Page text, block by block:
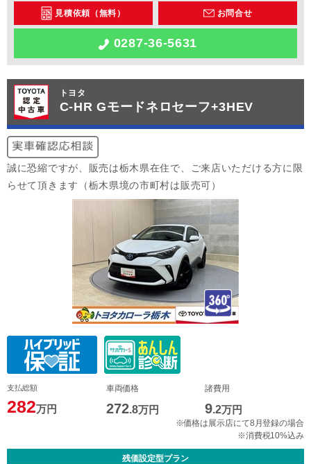
見積依頼（無料） お問合せ
0287-36-5631
トヨタ
C-HR Gモードネロセーフ+3HEV
誠に恐縮ですが、販売は栃木県在住で、ご来店いただける方に限
らせて頂きます（栃木県境の市町村は販売可）
支払総額
282万円
車両価格
272.8万円
諸費用
9.2万円
※価格は展示店にて8月登録の場合
※消費税10%込み
残価設定型プラン